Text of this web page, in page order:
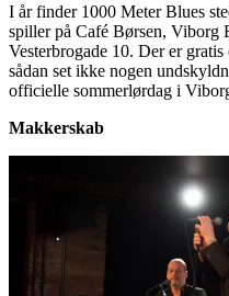
I år finder 1000 Meter Blues
spiller på Café Børsen,
Vesterbrogade 10. Der er
sådan set ikke nogen
officielle sommerlørdag i
Makkerskab